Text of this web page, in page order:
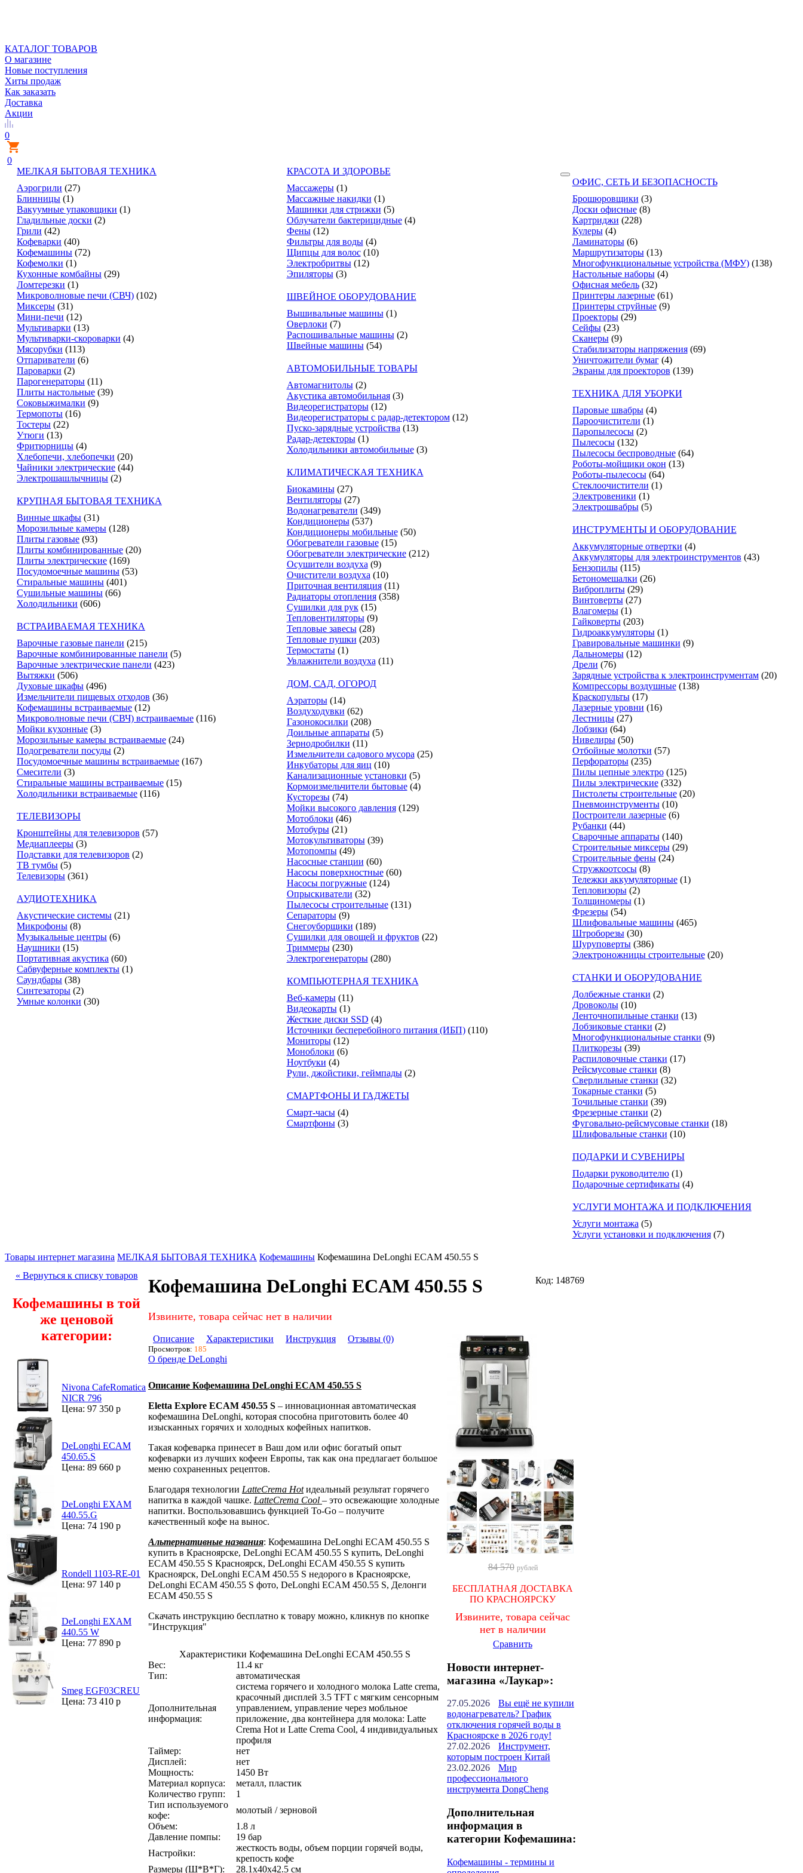
КАТАЛОГ ТОВАРОВ
О магазине
Новые поступления
Хиты продаж
Как заказать
Доставка
Акции
0
0
МЕЛКАЯ БЫТОВАЯ ТЕХНИКА
Аэрогрили (27)
Блинницы (1)
Вакуумные упаковщики (1)
Гладильные доски (2)
Грили (42)
Кофеварки (40)
Кофемашины (72)
Кофемолки (1)
Кухонные комбайны (29)
Ломтерезки (1)
Микроволновые печи (СВЧ) (102)
Миксеры (31)
Мини-печи (12)
Мультиварки (13)
Мультиварки-скороварки (4)
Мясорубки (113)
Отпариватели (6)
Пароварки (2)
Парогенераторы (11)
Плиты настольные (39)
Соковыжималки (9)
Термопоты (16)
Тостеры (22)
Утюги (13)
Фритюрницы (4)
Хлебопечи, хлебопечки (20)
Чайники электрические (44)
Электрошашлычницы (2)
КРУПНАЯ БЫТОВАЯ ТЕХНИКА
Винные шкафы (31)
Морозильные камеры (128)
Плиты газовые (93)
Плиты комбинированные (20)
Плиты электрические (169)
Посудомоечные машины (53)
Стиральные машины (401)
Сушильные машины (66)
Холодильники (606)
ВСТРАИВАЕМАЯ ТЕХНИКА
Варочные газовые панели (215)
Варочные комбинированные панели (5)
Варочные электрические панели (423)
Вытяжки (506)
Духовые шкафы (496)
Измельчители пищевых отходов (36)
Кофемашины встраиваемые (12)
Микроволновые печи (СВЧ) встраиваемые (116)
Мойки кухонные (3)
Морозильные камеры встраиваемые (24)
Подогреватели посуды (2)
Посудомоечные машины встраиваемые (167)
Смесители (3)
Стиральные машины встраиваемые (15)
Холодильники встраиваемые (116)
ТЕЛЕВИЗОРЫ
Кронштейны для телевизоров (57)
Медиаплееры (3)
Подставки для телевизоров (2)
ТВ тумбы (5)
Телевизоры (361)
АУДИОТЕХНИКА
Акустические системы (21)
Микрофоны (8)
Музыкальные центры (6)
Наушники (15)
Портативная акустика (60)
Сабвуферные комплекты (1)
Саундбары (38)
Синтезаторы (2)
Умные колонки (30)
КРАСОТА И ЗДОРОВЬЕ
Массажеры (1)
Массажные накидки (1)
Машинки для стрижки (5)
Облучатели бактерицидные (4)
Фены (12)
Фильтры для воды (4)
Щипцы для волос (10)
Электробритвы (12)
Эпиляторы (3)
ШВЕЙНОЕ ОБОРУДОВАНИЕ
Вышивальные машины (1)
Оверлоки (7)
Распошивальные машины (2)
Швейные машины (54)
АВТОМОБИЛЬНЫЕ ТОВАРЫ
Автомагнитолы (2)
Акустика автомобильная (3)
Видеорегистраторы (12)
Видеорегистраторы с радар-детектором (12)
Пуско-зарядные устройства (13)
Радар-детекторы (1)
Холодильники автомобильные (3)
КЛИМАТИЧЕСКАЯ ТЕХНИКА
Биокамины (27)
Вентиляторы (27)
Водонагреватели (349)
Кондиционеры (537)
Кондиционеры мобильные (50)
Обогреватели газовые (15)
Обогреватели электрические (212)
Осушители воздуха (9)
Очистители воздуха (10)
Приточная вентиляция (11)
Радиаторы отопления (358)
Сушилки для рук (15)
Тепловентиляторы (9)
Тепловые завесы (28)
Тепловые пушки (203)
Термостаты (1)
Увлажнители воздуха (11)
ДОМ, САД, ОГОРОД
Аэраторы (14)
Воздуходувки (62)
Газонокосилки (208)
Доильные аппараты (5)
Зернодробилки (11)
Измельчители садового мусора (25)
Инкубаторы для яиц (10)
Канализационные установки (5)
Кормоизмельчители бытовые (4)
Кусторезы (74)
Мойки высокого давления (129)
Мотоблоки (46)
Мотобуры (21)
Мотокультиваторы (39)
Мотопомпы (49)
Насосные станции (60)
Насосы поверхностные (60)
Насосы погружные (124)
Опрыскиватели (32)
Пылесосы строительные (131)
Сепараторы (9)
Снегоуборщики (189)
Сушилки для овощей и фруктов (22)
Триммеры (230)
Электрогенераторы (280)
КОМПЬЮТЕРНАЯ ТЕХНИКА
Веб-камеры (11)
Видеокарты (1)
Жесткие диски SSD (4)
Источники бесперебойного питания (ИБП) (110)
Мониторы (12)
Моноблоки (6)
Ноутбуки (4)
Рули, джойстики, геймпады (2)
СМАРТФОНЫ И ГАДЖЕТЫ
Смарт-часы (4)
Смартфоны (3)
ОФИС, СЕТЬ И БЕЗОПАСНОСТЬ
Брошюровщики (3)
Доски офисные (8)
Картриджи (228)
Кулеры (4)
Ламинаторы (6)
Маршрутизаторы (13)
Многофункциональные устройства (МФУ) (138)
Настольные наборы (4)
Офисная мебель (32)
Принтеры лазерные (61)
Принтеры струйные (9)
Проекторы (29)
Сейфы (23)
Сканеры (9)
Стабилизаторы напряжения (69)
Уничтожители бумаг (4)
Экраны для проекторов (139)
ТЕХНИКА ДЛЯ УБОРКИ
Паровые швабры (4)
Пароочистители (1)
Паропылесосы (2)
Пылесосы (132)
Пылесосы беспроводные (64)
Роботы-мойщики окон (13)
Роботы-пылесосы (64)
Стеклоочистители (1)
Электровеники (1)
Электрошвабры (5)
ИНСТРУМЕНТЫ И ОБОРУДОВАНИЕ
Аккумуляторные отвертки (4)
Аккумуляторы для электроинструментов (43)
Бензопилы (115)
Бетономешалки (26)
Виброплиты (29)
Винтоверты (27)
Влагомеры (1)
Гайковерты (203)
Гидроаккумуляторы (1)
Гравировальные машинки (9)
Дальномеры (12)
Дрели (76)
Зарядные устройства к электроинструментам (20)
Компрессоры воздушные (138)
Краскопульты (17)
Лазерные уровни (16)
Лестницы (27)
Лобзики (64)
Нивелиры (50)
Отбойные молотки (57)
Перфораторы (235)
Пилы цепные электро (125)
Пилы электрические (332)
Пистолеты строительные (20)
Пневмоинструменты (10)
Построители лазерные (6)
Рубанки (44)
Сварочные аппараты (140)
Строительные миксеры (29)
Строительные фены (24)
Стружкоотсосы (8)
Тележки аккумуляторные (1)
Тепловизоры (2)
Толщиномеры (1)
Фрезеры (54)
Шлифовальные машины (465)
Штроборезы (30)
Шуруповерты (386)
Электроножницы строительные (20)
СТАНКИ И ОБОРУДОВАНИЕ
Долбежные станки (2)
Дровоколы (10)
Ленточнопильные станки (13)
Лобзиковые станки (2)
Многофункциональные станки (9)
Плиткорезы (39)
Распиловочные станки (17)
Рейсмусовые станки (8)
Сверлильные станки (32)
Токарные станки (5)
Точильные станки (39)
Фрезерные станки (2)
Фуговально-рейсмусовые станки (18)
Шлифовальные станки (10)
ПОДАРКИ И СУВЕНИРЫ
Подарки руководителю (1)
Подарочные сертификаты (4)
УСЛУГИ МОНТАЖА И ПОДКЛЮЧЕНИЯ
Услуги монтажа (5)
Услуги установки и подключения (7)
Товары интернет магазина МЕЛКАЯ БЫТОВАЯ ТЕХНИКА Кофемашины Кофемашина DeLonghi ECAM 450.55 S
« Вернуться к списку товаров
Кофемашины в той
же ценовой
категории:
Nivona CafeRomatica
NICR 796
Цена: 97 350 р
DeLonghi ECAM
450.65.S
Цена: 89 660 р
DeLonghi EXAM
440.55.G
Цена: 74 190 р
Rondell 1103-RE-01
Цена: 97 140 р
DeLonghi EXAM
440.55 W
Цена: 77 890 р
Smeg EGF03CREU
Цена: 73 410 р
Код: 148769
Кофемашина DeLonghi ECAM 450.55 S
Извините, товара сейчас нет в наличии
84 570 рублей
БЕСПЛАТНАЯ ДОСТАВКА
ПО КРАСНОЯРСКУ
Извините, товара сейчас
нет в наличии
Сравнить
Новости интернет-
магазина «Лаукар»:
27.05.2026
Вы ещё не купили
водонагреватель? График
отключения горячей воды в
Красноярске в 2026 году!
27.02.2026
Инструмент,
которым построен Китай
23.02.2026
Мир
профессионального
инструмента DongCheng
Дополнительная
информация в
категории Кофемашина:
Кофемашины - термины и
Описание Характеристики Инструкция Отзывы (0)
Просмотров: 185
О бренде DeLonghi
Описание Кофемашина DeLonghi ECAM 450.55 S
Eletta Explore ECAM 450.55 S – инновационная автоматическая
кофемашина DeLonghi, которая способна приготовить более 40
изысканных горячих и холодных кофейных напитков.
Такая кофеварка принесет в Ваш дом или офис богатый опыт
кофеварки из лучших кофеен Европы, так как она предлагает большое
меню сохраненных рецептов.
Благодаря технологии LatteCrema Hotидеальный результат горячего
напитка в каждой чашке. LatteCrema Cool – это освежающие холодные
напитки. Воспользовавшись функцией To-Go – получите
качественный кофе на вынос.
Альтернативные названия: Кофемашина DeLonghi ECAM 450.55 S
купить в Красноярске, DeLonghi ECAM 450.55 S купить, DeLonghi
ECAM 450.55 S Красноярск, DeLonghi ECAM 450.55 S купить
Красноярск, DeLonghi ECAM 450.55 S недорого в Красноярске,
DeLonghi ECAM 450.55 S фото, DeLonghi ECAM 450.55 S, Делонги
ECAM 450.55 S
Скачать инструкцию бесплатно к товару можно, кликнув по кнопке
"Инструкция"
Характеристики Кофемашина DeLonghi ECAM 450.55 S
Вес:
11.4 кг
Тип:
автоматическая
Дополнительная
информация:
система горячего и холодного молока Latte crema,
красочный дисплей 3.5 TFT с мягким сенсорным
управлением, управление через мобльное
приложение, два контейнера для молока: Latte
Crema Hot и Latte Crema Cool, 4 индивидуальных
профиля
Таймер:
нет
Дисплей:
нет
Мощность:
1450 Вт
Материал корпуса:
металл, пластик
Количество групп:
1
Тип используемого
кофе:
молотый / зерновой
Объем:
1.8 л
Давление помпы:
19 бар
Настройки:
жесткость воды, объем порции горячей воды,
крепость кофе
Размеры (Ш*В*Г):
28.1x40x42.5 см